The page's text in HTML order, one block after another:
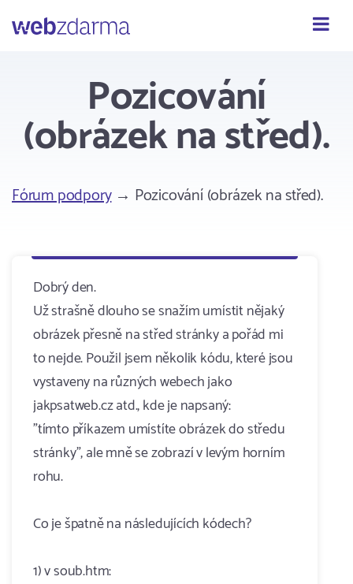
Webzdarma
Pozicování
(obrázek na střed).
Fórum podpory→ Pozicování (obrázek na střed).
Dobrý den.
Už strašně dlouho se snažím umístit nějaký
obrázek přesně na střed stránky a pořád mi
to nejde. Použil jsem několik kódu, které jsou
vystaveny na různých webech jako
jakpsatweb.cz atd., kde je napsaný:
"tímto příkazem umístíte obrázek do středu
stránky", ale mně se zobrazí v levým horním
rohu.
Co je špatně na následujících kódech?
1) v soub.htm: